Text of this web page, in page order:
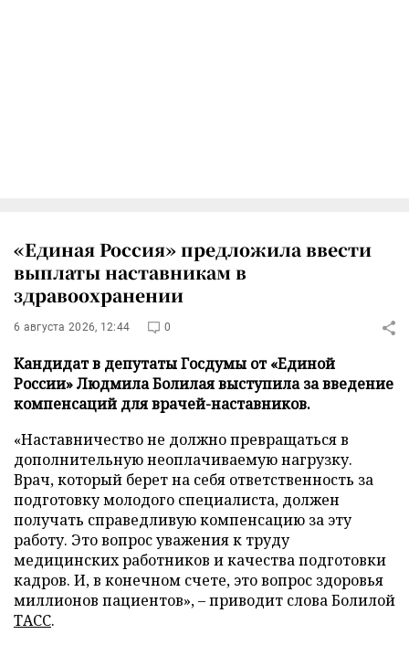
«Единая Россия» предложила ввести
выплаты наставникам в
здравоохранении
6 августа 2026, 12:44 0
Кандидат в депутаты Госдумы от «Единой
России» Людмила Болилая выступила за введение
компенсаций для врачей-наставников.
«Наставничество не должно превращаться в
дополнительную неоплачиваемую нагрузку.
Врач, который берет на себя ответственность за
подготовку молодого специалиста, должен
получать справедливую компенсацию за эту
работу. Это вопрос уважения к труду
медицинских работников и качества подготовки
кадров. И, в конечном счете, это вопрос здоровья
миллионов пациентов», – приводит слова Болилой
ТАСС.